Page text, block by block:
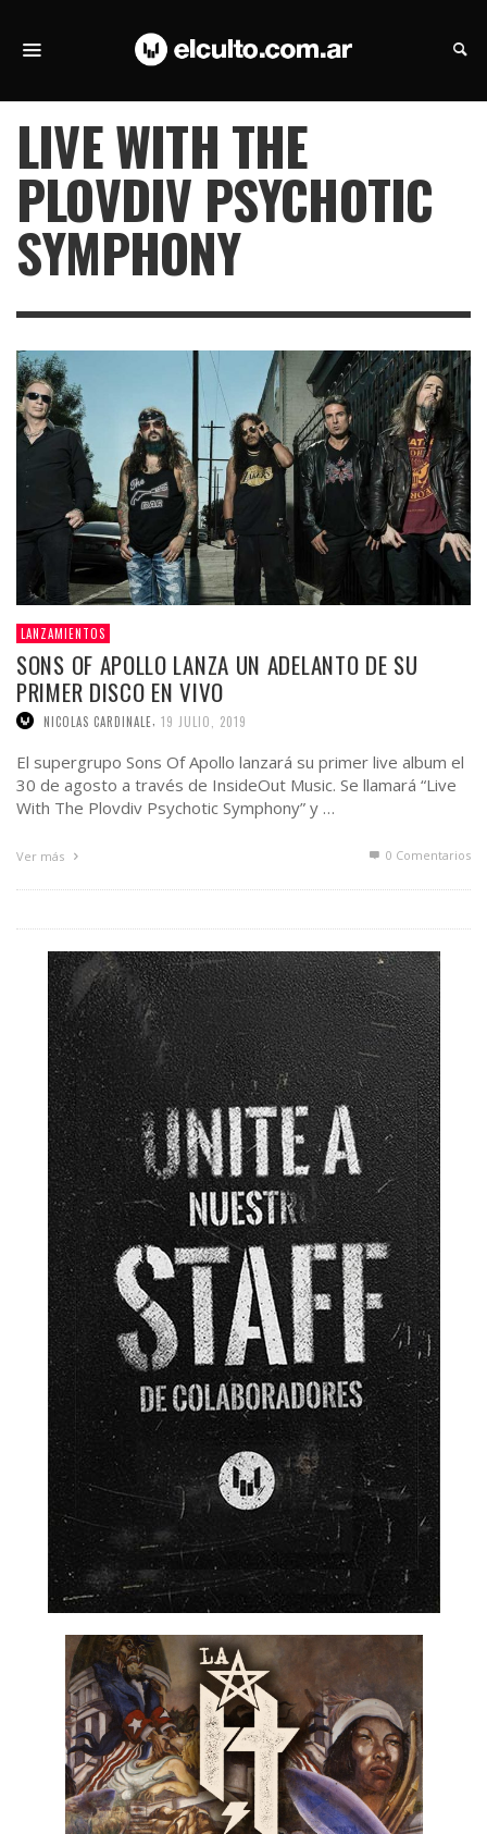
LIVE WITH THE
PLOVDIV PSYCHOTIC
SYMPHONY
LANZAMIENTOS
SONS OF APOLLO LANZA UN ADELANTO DE SU
PRIMER DISCO EN VIVO
NICOLAS CARDINALE 19 JULIO, 2019
El supergrupo Sons Of Apollo lanzará su primer live album el
30 de agosto a través de InsideOut Music. Se llamará “Live
With The Plovdiv Psychotic Symphony” y …
Ver más 0 Comentarios